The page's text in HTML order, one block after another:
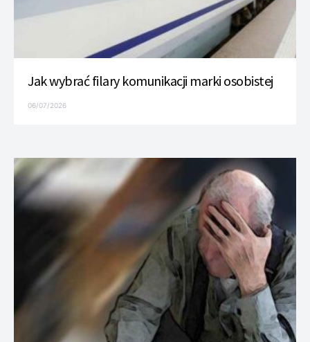
Jak wybrać filary komunikacji marki osobistej
06/07/2026